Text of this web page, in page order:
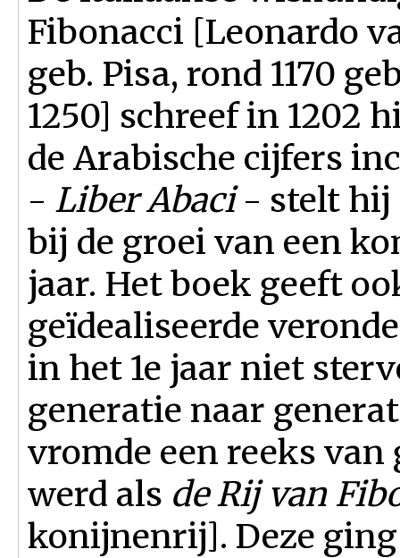
Fibonacci [Leonardo
geb. Pisa, rond 1170
1250] schreef in 1202
de Arabische cijfers
- Liber Abaci- stelt hij
bij de groei van een
jaar. Het boek geeft
geïdealiseerde
in het 1e jaar niet
generatie naar
vromde een reeks
werd als de Rij van
konijnenrij]. Deze